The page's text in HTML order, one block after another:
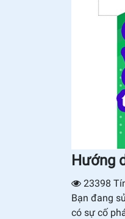
Hướng
23398
Bạn đang
có sự cố